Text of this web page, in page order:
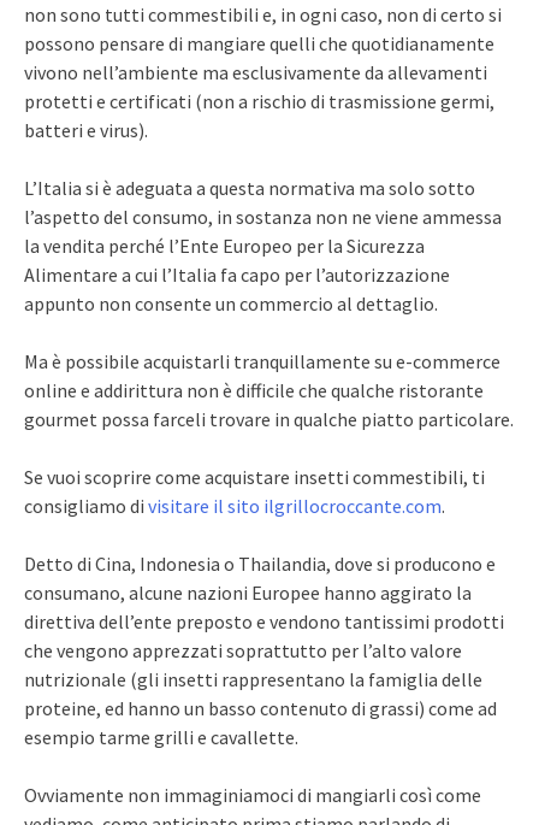
non sono tutti commestibili e, in ogni caso, non di certo si
possono pensare di mangiare quelli che quotidianamente
vivono nell’ambiente ma esclusivamente da allevamenti
protetti e certificati (non a rischio di trasmissione germi,
batteri e virus).
L’Italia si è adeguata a questa normativa ma solo sotto
l’aspetto del consumo, in sostanza non ne viene ammessa
la vendita perché l’Ente Europeo per la Sicurezza
Alimentare a cui l’Italia fa capo per l’autorizzazione
appunto non consente un commercio al dettaglio.
Ma è possibile acquistarli tranquillamente su e-commerce
online e addirittura non è difficile che qualche ristorante
gourmet possa farceli trovare in qualche piatto particolare.
Se vuoi scoprire come acquistare insetti commestibili, ti
consigliamo di visitare il sito ilgrillocroccante.com.
Detto di Cina, Indonesia o Thailandia, dove si producono e
consumano, alcune nazioni Europee hanno aggirato la
direttiva dell’ente preposto e vendono tantissimi prodotti
che vengono apprezzati soprattutto per l’alto valore
nutrizionale (gli insetti rappresentano la famiglia delle
proteine, ed hanno un basso contenuto di grassi) come ad
esempio tarme grilli e cavallette.
Ovviamente non immaginiamoci di mangiarli così come